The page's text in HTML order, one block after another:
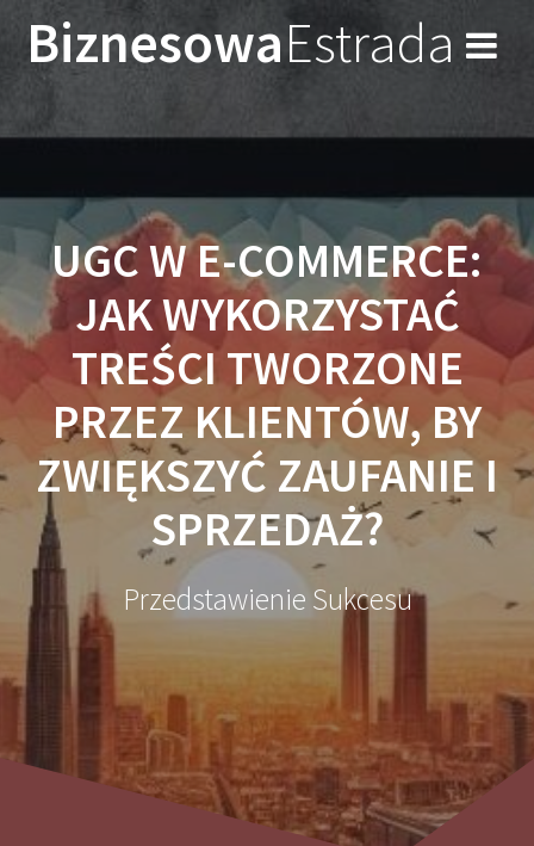
do
treści
BiznesowaEstrada
UGC W E-COMMERCE:
JAK WYKORZYSTAĆ
TREŚCI TWORZONE
PRZEZ KLIENTÓW, BY
ZWIĘKSZYĆ ZAUFANIE I
SPRZEDAŻ?
Przedstawienie Sukcesu